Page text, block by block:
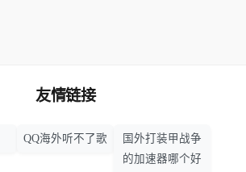
友情链接
QQ海外听不了歌
国外打装甲战争
的加速器哪个好